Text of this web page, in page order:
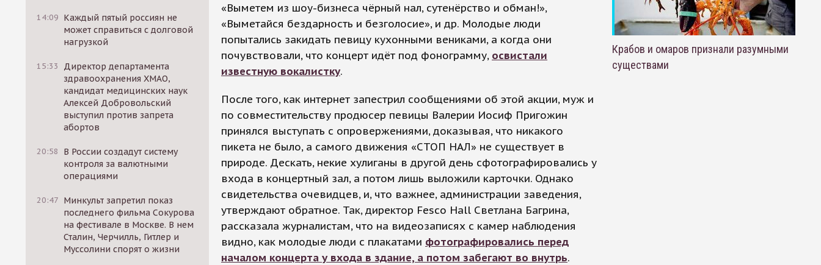
14:09 Каждый пятый россиян не
может справиться с долговой
нагрузкой
15:33
Директор департамента
здравоохранения ХМАО,
кандидат медицинских наук
Алексей Добровольский
выступил против запрета
абортов
20:58
В России создадут систему
контроля за валютными
операциями
20:47 Минкульт запретил показ
последнего фильма Сокурова
на фестивале в Москве. В нем
Сталин, Черчилль, Гитлер и
Муссолини спорят о жизни
«Выметем из шоу-бизнеса чёрный нал, сутенёрство и обман!»,
«Выметайся бездарность и безголосие», и др. Молодые люди
попытались закидать певицу кухонными вениками, а когда они
почувствовали, что концерт идёт под фонограмму, освистали
известную вокалистку.
После того, как интернет запестрил сообщениями об этой акции, муж и
по совместительству продюсер певицы Валерии Иосиф Пригожин
принялся выступать с опровержениями, доказывая, что никакого
пикета не было, а самого движения «СТОП НАЛ» не существует в
природе. Дескать, некие хулиганы в другой день сфотографировались у
входа в концертный зал, а потом лишь выложили карточки. Однако
свидетельства очевидцев, и, что важнее, администрации заведения,
утверждают обратное. Так, директор Fesco Hall Светлана Багрина,
рассказала журналистам, что на видеозаписях с камер наблюдения
видно, как молодые люди с плакатами фотографировались перед
началом концерта у входа в здание, а потом забегают во внутрь.
Крабов и омаров признали разумными
существами